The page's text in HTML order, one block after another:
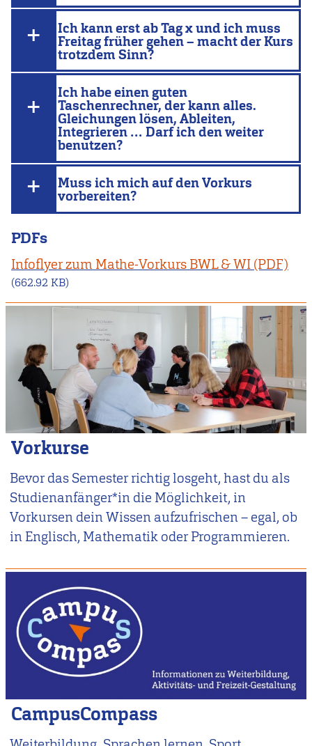
Ich kann erst ab Tag x und ich muss
Freitag früher gehen – macht der Kurs
trotzdem Sinn?
Ich habe einen guten
Taschenrechner, der kann alles.
Gleichungen lösen, Ableiten,
Integrieren … Darf ich den weiter
benutzen?
Muss ich mich auf den Vorkurs
vorbereiten?
PDFs
Infoflyer zum Mathe-Vorkurs BWL & WI
(662.92 KB)
Vorkurse
Bevor das Semester richtig losgeht, hast du als
Studienanfänger*in die Möglichkeit, in
Vorkursen dein Wissen aufzufrischen – egal, ob
in Englisch, Mathematik oder Programmieren.
CampusCompass